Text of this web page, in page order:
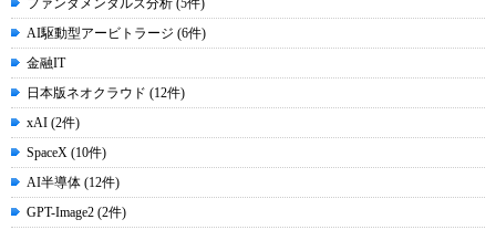
ファンダメンタルズ分析 (5件)
AI駆動型アービトラージ (6件)
金融IT
日本版ネオクラウド (12件)
xAI (2件)
SpaceX (10件)
AI半導体 (12件)
GPT-Image2 (2件)